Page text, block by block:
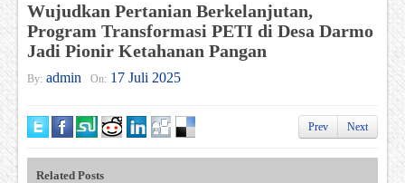
Wujudkan Pertanian Berkelanjutan,
Program Transformasi PETI di Desa Darmo
Jadi Pionir Ketahanan Pangan
By: admin On: 17 Juli 2025
Prev Next
Related Posts